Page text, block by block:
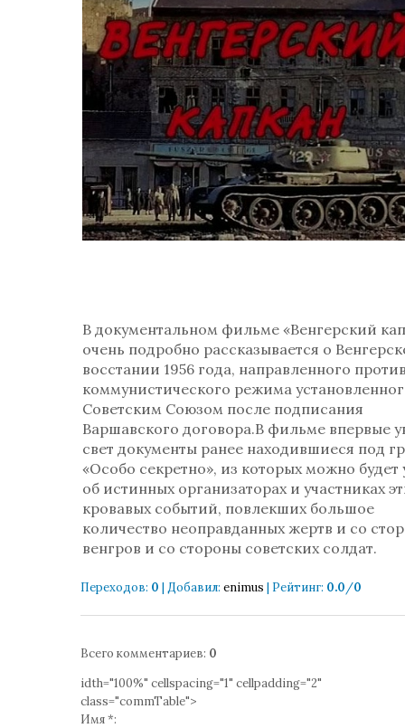
В документальном фильме «Венгерский
очень подробно рассказывается о
восстании 1956 года, направленного
коммунистического режима
Советским Союзом после подписания
Варшавского договора.В фильме впервые
свет документы ранее находившиеся под
«Особо секретно», из которых можно будет
об истинных организаторах и участниках
кровавых событий, повлекших большое
количество неоправданных жертв и со
венгров и со стороны советских солдат.
Переходов: 0 | Добавил: enimus | Рейтинг: 0.0/0
Всего комментариев: 0
idth="100%" cellspacing="1" cellpadding="2"
class="commTable">
Имя *: